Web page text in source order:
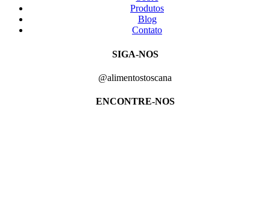
Produtos
Blog
Contato
SIGA-NOS
@alimentostoscana
ENCONTRE-NOS